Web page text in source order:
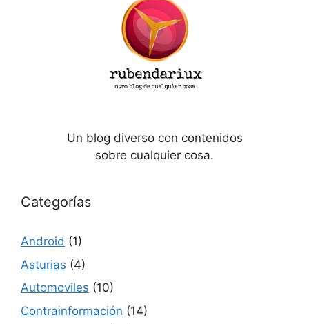
Un blog diverso con contenidos
sobre cualquier cosa.
Categorías
Android (1)
Asturias (4)
Automoviles (10)
Contrainformación (14)